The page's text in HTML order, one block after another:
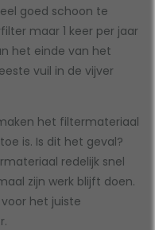
goed schoon te
maar 1 keer per jaar
het einde van het
vuil in de vijver
het filtermateriaal
is. Is dit het geval?
redelijk snel
zijn werk blijft doen.
voor het juiste